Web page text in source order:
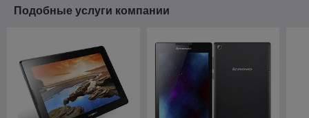
Подобные услуги компании